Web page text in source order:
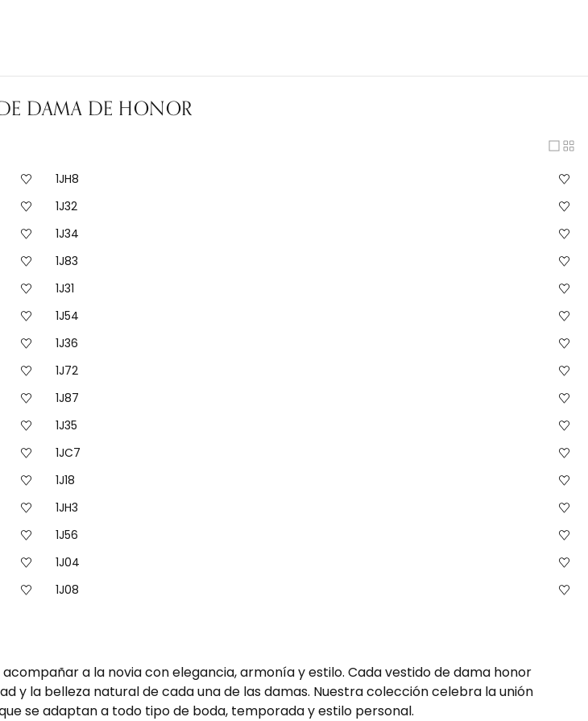
DAMA DE HONOR
1JH8
1J32
1J34
1J83
1J31
1J54
1J36
1J72
1J87
1J35
1JC7
1J18
1JH3
1J56
1J04
1J08
a la novia con elegancia, armonía y estilo. Cada vestido de dama honor
y la belleza natural de cada una de las damas. Nuestra colección celebra la unión
se adaptan a todo tipo de boda, temporada y estilo personal.